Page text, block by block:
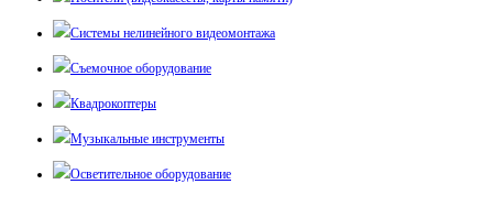
Системы нелинейного видеомонтажа
Съемочное оборудование
Квадрокоптеры
Музыкальные инструменты
Осветительное оборудование